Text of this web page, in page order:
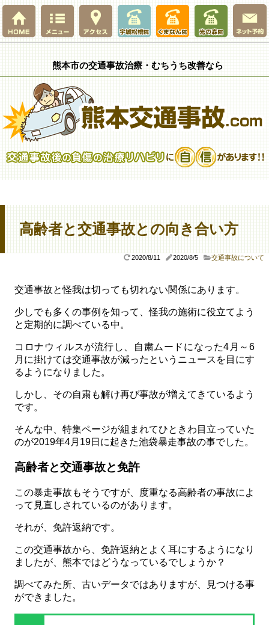
熊本市の交通事故治療・むちうち改善なら
高齢者と交通事故との向き合い方
2020/8/11 2020/8/5 交通事故について
交通事故と怪我は切っても切れない関係にあります。
少しでも多くの事例を知って、怪我の施術に役立てよう
と定期的に調べている中。
コロナウィルスが流行し、自粛ムードになった4月～6
月に掛けては交通事故が減ったというニュースを目にす
るようになりました。
しかし、その自粛も解け再び事故が増えてきているよう
です。
そんな中、特集ページが組まれてひときわ目立っていた
のが2019年4月19日に起きた池袋暴走事故の事でした。
高齢者と交通事故と免許
この暴走事故もそうですが、度重なる高齢者の事故によ
って見直しされているのがあります。
それが、免許返納です。
この交通事故から、免許返納とよく耳にするようになり
ましたが、熊本ではどうなっているでしょうか？
調べてみた所、古いデータではありますが、見つける事
ができました。